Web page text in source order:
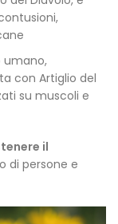
umano,
con Artiglio del
su muscoli e
il
di persone e